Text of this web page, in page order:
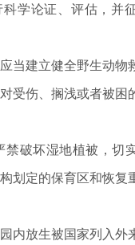
学论证、评估，并
当建立健全野生动物
受伤、搁浅或者被困
禁破坏湿地植被，切
划定的保育区和恢复
内放生被国家列入外